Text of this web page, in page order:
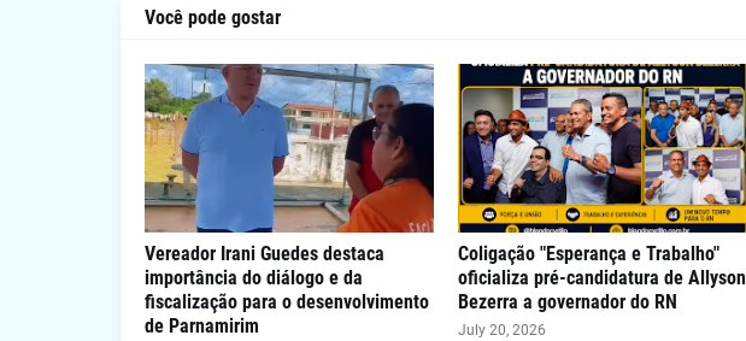
Você pode gostar
Vereador Irani Guedes destaca
importância do diálogo e da
fiscalização para o desenvolvimento
de Parnamirim
Coligação "Esperança e Trabalho"
oficializa pré-candidatura de Allyson
Bezerra a governador do RN
July 20, 2026